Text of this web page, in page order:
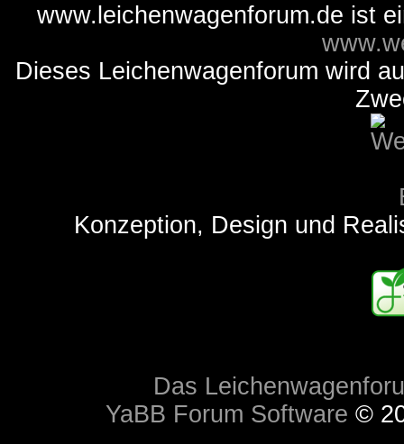
www.leichenwagenforum.de ist
Dieses Leichenwagenforum wird
Konzeption, Design und
Das
YaBB Forum Software ©